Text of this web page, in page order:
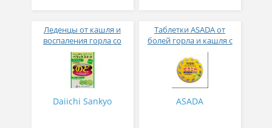
Леденцы от кашля и
воспаления горла со
вкусом лайма без сахара
№ 24
Daiichi Sankyo
Таблетки ASADA от
болей горла и кашля с
лимонным вкусом № 36
ASADA